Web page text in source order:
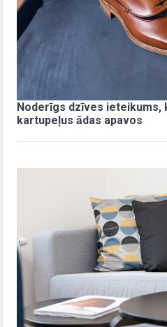
Noderīgs dzīves ieteikums,
kartupeļus ādas apavos